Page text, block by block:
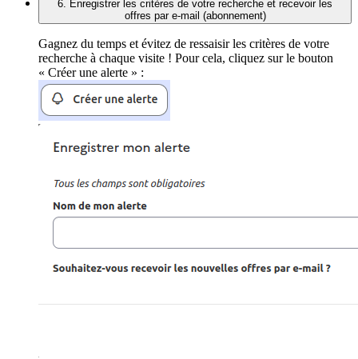
6. Enregistrer les critères de votre recherche et recevoir les
offres par e-mail (abonnement)
Gagnez du temps et évitez de ressaisir les critères de votre
recherche à chaque visite ! Pour cela, cliquez sur le bouton
« Créer une alerte » :